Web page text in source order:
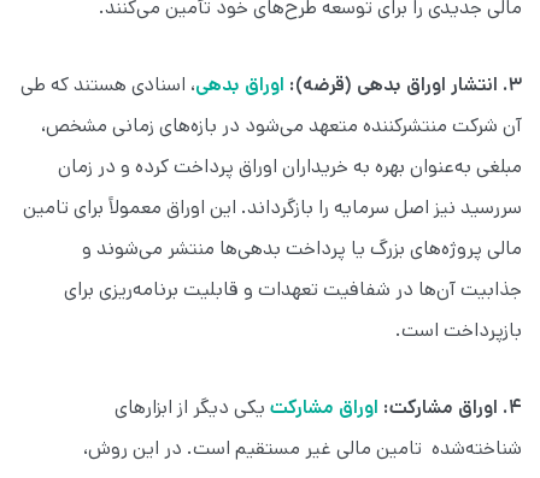
مالی جدیدی را برای توسعه طرح‌های خود تأمین می‌کنند.
۳. انتشار اوراق بدهی (قرضه): اوراق بدهی، اسنادی هستند که طی
آن شرکت منتشرکننده متعهد می‌شود در بازه‌های زمانی مشخص،
مبلغی به‌عنوان بهره به خریداران اوراق پرداخت کرده و در زمان
سررسید نیز اصل سرمایه را بازگرداند. این اوراق معمولاً برای تامین
مالی پروژه‌های بزرگ یا پرداخت بدهی‌ها منتشر می‌شوند و
جذابیت آن‌ها در شفافیت تعهدات و قابلیت برنامه‌ریزی برای
بازپرداخت است.
۴. اوراق مشارکت: اوراق مشارکت یکی دیگر از ابزارهای
شناخته‌شده تامین مالی غیر مستقیم است. در این روش،